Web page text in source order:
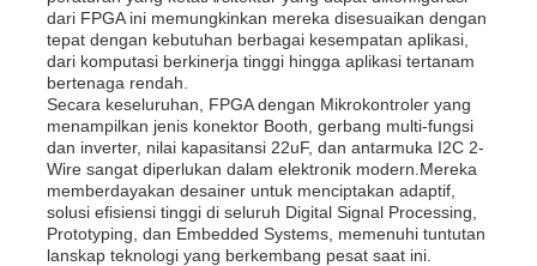
dari FPGA ini memungkinkan mereka disesuaikan dengan
tepat dengan kebutuhan berbagai kesempatan aplikasi,
dari komputasi berkinerja tinggi hingga aplikasi tertanam
bertenaga rendah.
Secara keseluruhan, FPGA dengan Mikrokontroler yang
menampilkan jenis konektor Booth, gerbang multi-fungsi
dan inverter, nilai kapasitansi 22uF, dan antarmuka I2C 2-
Wire sangat diperlukan dalam elektronik modern.Mereka
memberdayakan desainer untuk menciptakan adaptif,
solusi efisiensi tinggi di seluruh Digital Signal Processing,
Prototyping, dan Embedded Systems, memenuhi tuntutan
lanskap teknologi yang berkembang pesat saat ini.